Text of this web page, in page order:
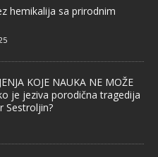
hemikalija sa prirodnim
KOJE NAUKA NE MOŽE
je jeziva porodična tragedija
Sestroljin?